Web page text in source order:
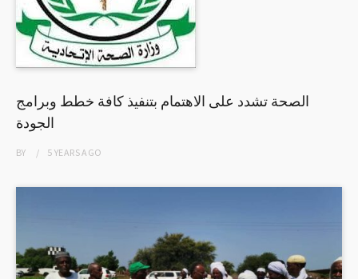
الصحة تشدد على الاهتمام بتنفيذ كافة خطط وبرامج
الجودة
BY 5 YEARSAGO